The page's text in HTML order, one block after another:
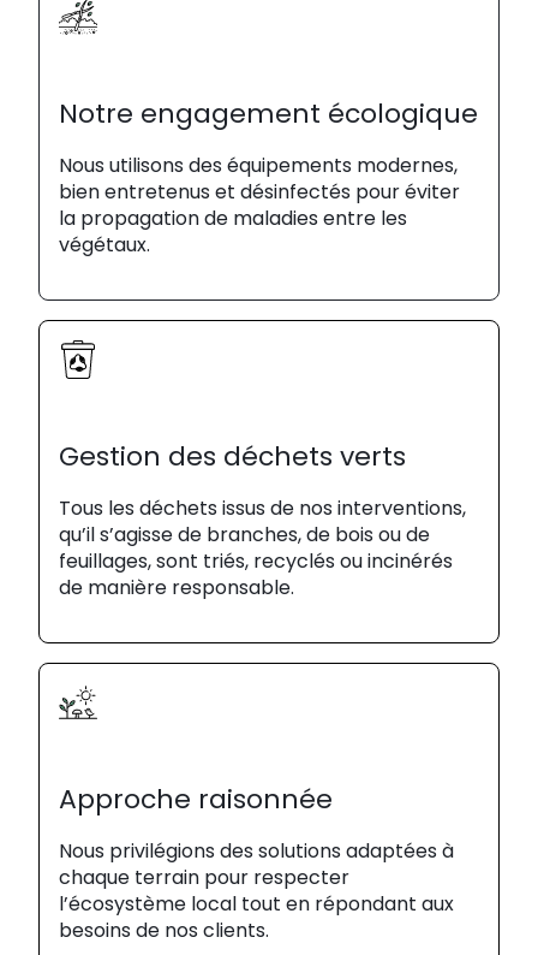
Notre engagement écologique
Nous utilisons des équipements modernes,
bien entretenus et désinfectés pour éviter
la propagation de maladies entre les
végétaux.
Gestion des déchets verts
Tous les déchets issus de nos interventions,
qu’il s’agisse de branches, de bois ou de
feuillages, sont triés, recyclés ou incinérés
de manière responsable.
Approche raisonnée
Nous privilégions des solutions adaptées à
chaque terrain pour respecter
l’écosystème local tout en répondant aux
besoins de nos clients.